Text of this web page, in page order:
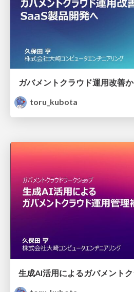
ガバメントクラウド運用改善
toru_kubota